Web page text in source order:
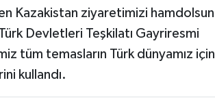
Kazakistan ziyaretimizi hamdolsun
Devletleri Teşkilatı Gayriresmi
tüm temasların Türk dünyamız için
kullandı.